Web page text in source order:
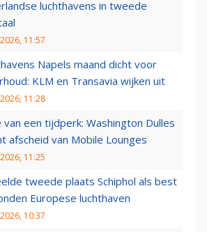
luchthavens in tweede
11:57
Napels maand dicht voor
KLM en Transavia wijken uit
11:28
van een tijdperk: Washington Dulles
afscheid van Mobile Lounges
11:25
tweede plaats Schiphol als best
Europese luchthaven
10:37